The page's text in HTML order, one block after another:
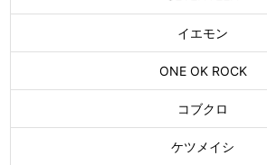
イエモン
ONE OK ROCK
コブクロ
ケツメイシ